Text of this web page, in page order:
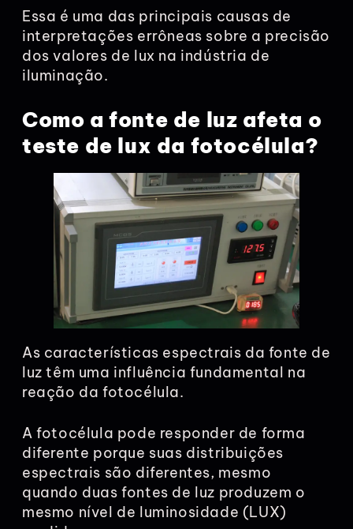
Essa é uma das principais causas de
interpretações errôneas sobre a precisão
dos valores de lux na indústria de
iluminação.
Como a fonte de luz afeta o
teste de lux da fotocélula?
As características espectrais da fonte de
luz têm uma influência fundamental na
reação da fotocélula.
A fotocélula pode responder de forma
diferente porque suas distribuições
espectrais são diferentes, mesmo
quando duas fontes de luz produzem o
mesmo nível de luminosidade (LUX)